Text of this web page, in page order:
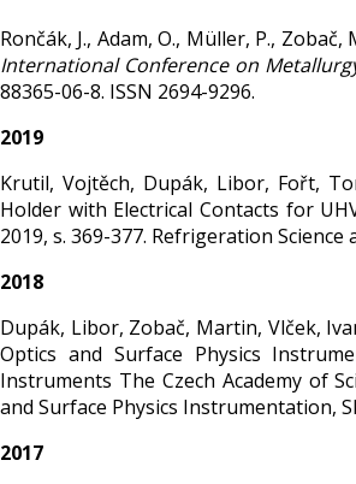
Rončák, J., Adam, O., Müller, P.,
International Conference on
88365-06-8. ISSN 2694-9296.
2019
Krutil, Vojtěch, Dupák, Libor, Fořt,
Holder with Electrical Contacts for
2019, s. 369-377. Refrigeration
2018
Dupák, Libor, Zobač, Martin, Vlček,
Optics and Surface Physics
Instruments The Czech Academy of
and Surface Physics Instrumentation,
2017